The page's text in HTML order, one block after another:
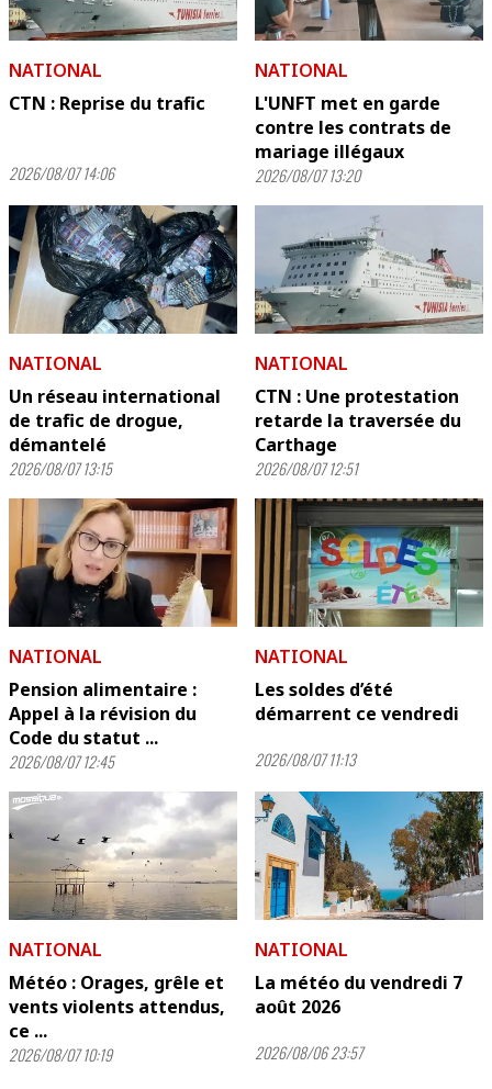
NATIONAL
CTN : Reprise du trafic
2026/08/07 14:06
NATIONAL
L'UNFT met en garde
contre les contrats de
mariage illégaux
2026/08/07 13:20
NATIONAL
Un réseau international
de trafic de drogue,
démantelé
2026/08/07 13:15
NATIONAL
CTN : Une protestation
retarde la traversée du
Carthage
2026/08/07 12:51
NATIONAL
Pension alimentaire :
Appel à la révision du
Code du statut ...
2026/08/07 12:45
NATIONAL
Les soldes d’été
démarrent ce vendredi
2026/08/07 11:13
NATIONAL
Météo : Orages, grêle et
vents violents attendus,
ce ...
2026/08/07 10:19
NATIONAL
La météo du vendredi 7
août 2026
2026/08/06 23:57